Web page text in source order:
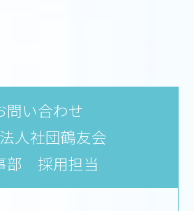
問い合わせ
人社団鶴友会
部 採用担当